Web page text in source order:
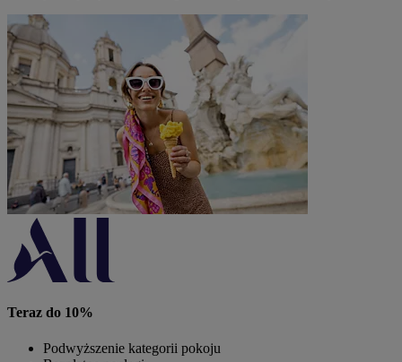
Teraz do 10%
Podwyższenie kategorii pokoju